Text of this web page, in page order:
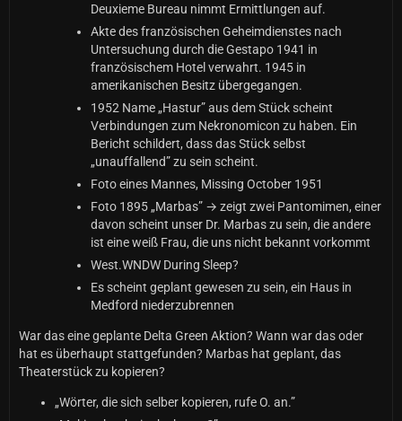
Deuxieme Bureau nimmt Ermittlungen auf.
Akte des französischen Geheimdienstes nach
Untersuchung durch die Gestapo 1941 in
französischem Hotel verwahrt. 1945 in
amerikanischen Besitz übergegangen.
1952 Name „Hastur” aus dem Stück scheint
Verbindungen zum Nekronomicon zu haben. Ein
Bericht schildert, dass das Stück selbst
„unauffallend” zu sein scheint.
Foto eines Mannes, Missing October 1951
Foto 1895 „Marbas” → zeigt zwei Pantomimen, einer
davon scheint unser Dr. Marbas zu sein, die andere
ist eine weiß Frau, die uns nicht bekannt vorkommt
West.WNDW During Sleep?
Es scheint geplant gewesen zu sein, ein Haus in
Medford niederzubrennen
War das eine geplante Delta Green Aktion? Wann war das oder
hat es überhaupt stattgefunden? Marbas hat geplant, das
Theaterstück zu kopieren?
„Wörter, die sich selber kopieren, rufe O. an.”